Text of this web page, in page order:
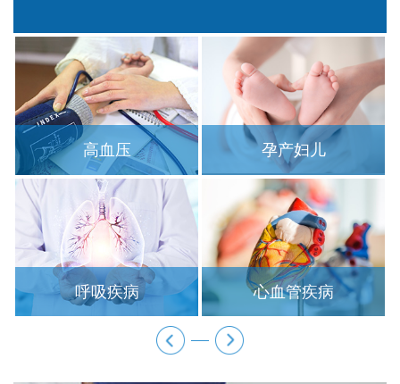
高血压 孕产妇儿
呼吸疾病 心血管疾病